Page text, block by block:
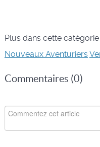
Plus dans cette catégorie
Nouveaux Aventuriers
Commentaires (0)